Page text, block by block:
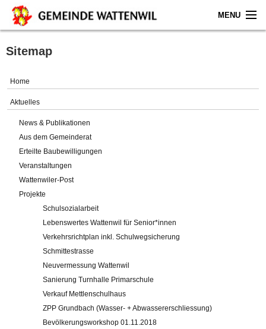
MENU
Home
Gemeinde
Verwaltung
Online-Service
Impressum
Sitemap
Home
Aktuelles
News & Publikationen
Aus dem Gemeinderat
Erteilte Baubewilligungen
Veranstaltungen
Wattenwiler-Post
Projekte
Schulsozialarbeit
Lebenswertes Wattenwil für Senior*innen
Verkehrsrichtplan inkl. Schulwegsicherung
Schmittestrasse
Neuvermessung Wattenwil
Sanierung Turnhalle Primarschule
Verkauf Mettlenschulhaus
ZPP Grundbach (Wasser- + Abwassererschliessung)
Bevölkerungsworkshop 01.11.2018